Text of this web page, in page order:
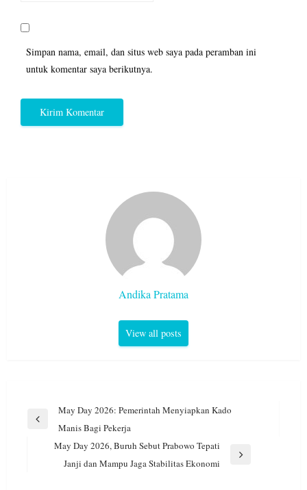
Simpan nama, email, dan situs web saya pada peramban ini
untuk komentar saya berikutnya.
Andika Pratama
View all posts
Navigasi
pos
Previous
May Day 2026: Pemerintah Menyiapkan Kado
Manis Bagi Pekerja
May Day 2026, Buruh Sebut Prabowo Tepati
Janji dan Mampu Jaga Stabilitas Ekonomi